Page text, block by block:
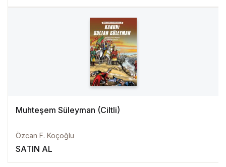
Muhteşem Süleyman (Ciltli)
Özcan F. Koçoğlu
SATIN AL